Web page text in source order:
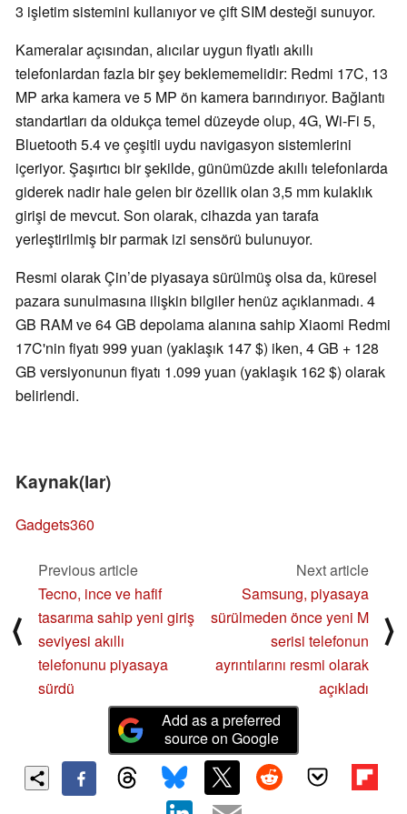
3 işletim sistemini kullanıyor ve çift SIM desteği sunuyor.
Kameralar açısından, alıcılar uygun fiyatlı akıllı
telefonlardan fazla bir şey beklememelidir: Redmi 17C, 13
MP arka kamera ve 5 MP ön kamera barındırıyor. Bağlantı
standartları da oldukça temel düzeyde olup, 4G, Wi-Fi 5,
Bluetooth 5.4 ve çeşitli uydu navigasyon sistemlerini
içeriyor. Şaşırtıcı bir şekilde, günümüzde akıllı telefonlarda
giderek nadir hale gelen bir özellik olan 3,5 mm kulaklık
girişi de mevcut. Son olarak, cihazda yan tarafa
yerleştirilmiş bir parmak izi sensörü bulunuyor.
Resmi olarak Çin’de piyasaya sürülmüş olsa da, küresel
pazara sunulmasına ilişkin bilgiler henüz açıklanmadı. 4
GB RAM ve 64 GB depolama alanına sahip Xiaomi Redmi
17C'nin fiyatı 999 yuan (yaklaşık 147 $) iken, 4 GB + 128
GB versiyonunun fiyatı 1.099 yuan (yaklaşık 162 $) olarak
belirlendi.
Kaynak(lar)
Gadgets360
⟨
Previous article
Tecno, ince ve hafif
tasarıma sahip yeni giriş
seviyesi akıllı
telefonunu piyasaya
sürdü
Next article
Samsung, piyasaya
sürülmeden önce yeni M
serisi telefonun
ayrıntılarını resmi olarak
açıkladı
⟩
Add as a preferred
source on Google